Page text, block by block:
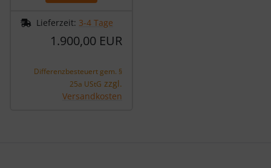
Lieferzeit: 3-4 Tage
1.900,00 EUR
Differenzbesteuert gem. §
25a UStG zzgl.
Versandkosten